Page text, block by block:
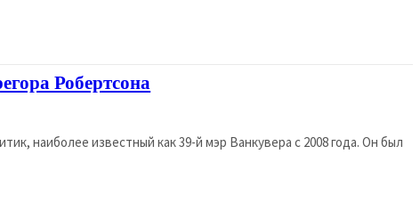
Робертсона
наиболее известный как 39-й мэр Ванкувера с 2008 года. Он был